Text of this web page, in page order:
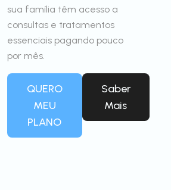
sua família têm acesso a
consultas e tratamentos
essenciais pagando pouco
por mês.
QUERO
MEU
PLANO
Saber
Mais